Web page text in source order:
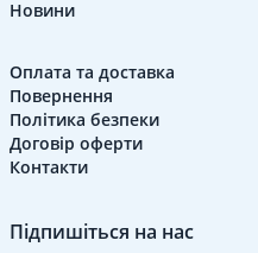
Новини
Оплата та доставка
Повернення
Політика безпеки
Договір оферти
Контакти
Підпишіться на нас